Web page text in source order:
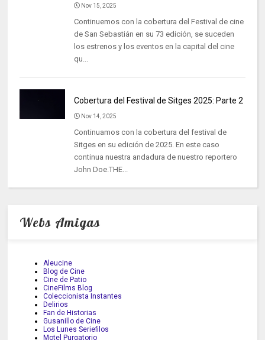
Nov 15, 2025
Continuemos con la cobertura del Festival de cine
de San Sebastián en su 73 edición, se suceden
los estrenos y los eventos en la capital del cine
qu...
Cobertura del Festival de Sitges 2025: Parte 2
Nov 14, 2025
Continuamos con la cobertura del festival de
Sitges en su edición de 2025. En este caso
continua nuestra andadura de nuestro reportero
John Doe.THE...
Webs Amigas
Aleucine
Blog de Cine
Cine de Patio
CineFilms Blog
Coleccionista Instantes
Delirios
Fan de Historias
Gusanillo de Cine
Los Lunes Seriefilos
Motel Purgatorio